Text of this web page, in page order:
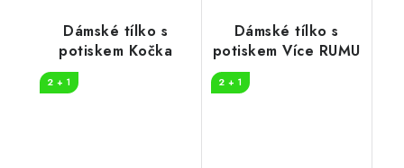
Dámské tílko s
potiskem Kočka
2 + 1
Dámské tílko s
potiskem Více RUMU
2 + 1